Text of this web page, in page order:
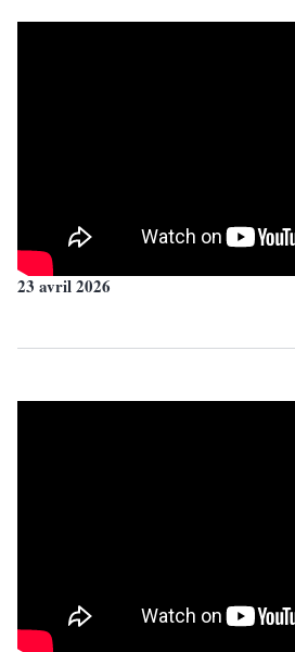
23 avril 2026